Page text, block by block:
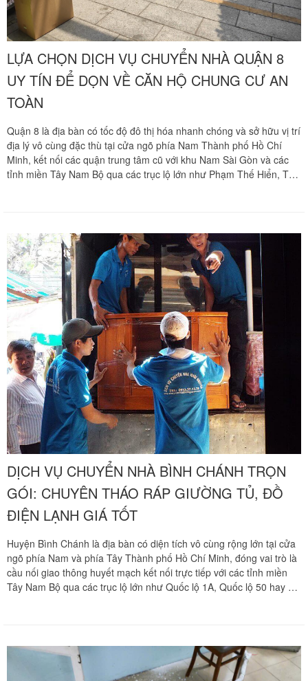
LỰA CHỌN DỊCH VỤ CHUYỂN NHÀ QUẬN 8
UY TÍN ĐỂ DỌN VỀ CĂN HỘ CHUNG CƯ AN
TOÀN
Quận 8 là địa bàn có tốc độ đô thị hóa nhanh chóng và sở hữu vị trí
địa lý vô cùng đặc thù tại cửa ngõ phía Nam Thành phố Hồ Chí
Minh, kết nối các quận trung tâm cũ với khu Nam Sài Gòn và các
tỉnh miền Tây Nam Bộ qua các trục lộ lớn như Phạm Thế Hiển, Tạ
hiện đại, khang trang tại các dự án sầm uất như The Pegasuite,
Topaz City, Tara Residences hay Diamond Riverside. Tuy nhiên,
hành trình di dời toàn bộ tài sản giá trị lớn về căn hộ cao tầng luôn
đặt ra những bài toán hóc búa về an toàn kỹ thuật và thủ tục hành
chính khắt khe của ban quản lý tòa nhà. Để giúp quý khách hàng
giải quyết triệt để rào cản này và an tâm sớm ổn định cuộc sống
mới, Chuyển nhà Khôi Nguyên mang đến giải pháp chuyển nhà
trọn gói chuyên nghiệp tại Quận 8, cam kết bảo vệ vẹn toàn tài sản
của gia đình bạn từ những chi tiết nhỏ nhất. Quý khách hàng cần
khảo sát địa hình thực tế chung cư và nhận báo giá ưu đãi hãy gọi
ngay hotline hỗ trợ hoạt động liên tục 24 trên 7 qua số 0913 371
378 hoặc 0972 366 628 để nhận phản hồi siêu tốc từ đội ngũ Khôi
Nguyên.
DỊCH VỤ CHUYỂN NHÀ BÌNH CHÁNH TRỌN
GÓI: CHUYÊN THÁO RÁP GIƯỜNG TỦ, ĐỒ
ĐIỆN LẠNH GIÁ TỐT
Huyện Bình Chánh là địa bàn có diện tích vô cùng rộng lớn tại cửa
ngõ phía Nam và phía Tây Thành phố Hồ Chí Minh, đóng vai trò là
cầu nối giao thông huyết mạch kết nối trực tiếp với các tỉnh miền
Tây Nam Bộ qua các trục lộ lớn như Quốc lộ 1A, Quốc lộ 50 hay đại
Lộc B hay thị trấn Tân Túc. Tuy nhiên, việc vận chuyển đồ đạc tại
khu vực này luôn đối mặt với những thử thách lớn về địa hình ngập
nước do triều cường sông nước dọc trục Quốc lộ 50 hoặc các con